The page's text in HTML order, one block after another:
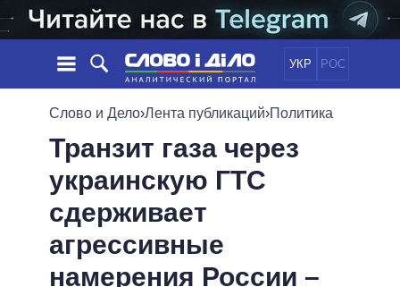
УКР РОС
НОВОСТИ
ЛЕНТА
СОБЫТИЯ
СТАТЬИ
МНЕНИЯ
ОБЗОРЫ
ДАЙДЖЕСТЫ
ПОЛИТИКА
ЭКОНОМИКА
ОБЕЩАНИЯ
ПОЛИТИКИ
ВСЕ ПОЛИТИКИ
ПРЕЗИДЕНТ И ОФИС
ВИДЕО
Слово и Дело›Лента публикаций›Политика
Транзит газа через
украинскую ГТС
сдерживает
агрессивные
намерения России –